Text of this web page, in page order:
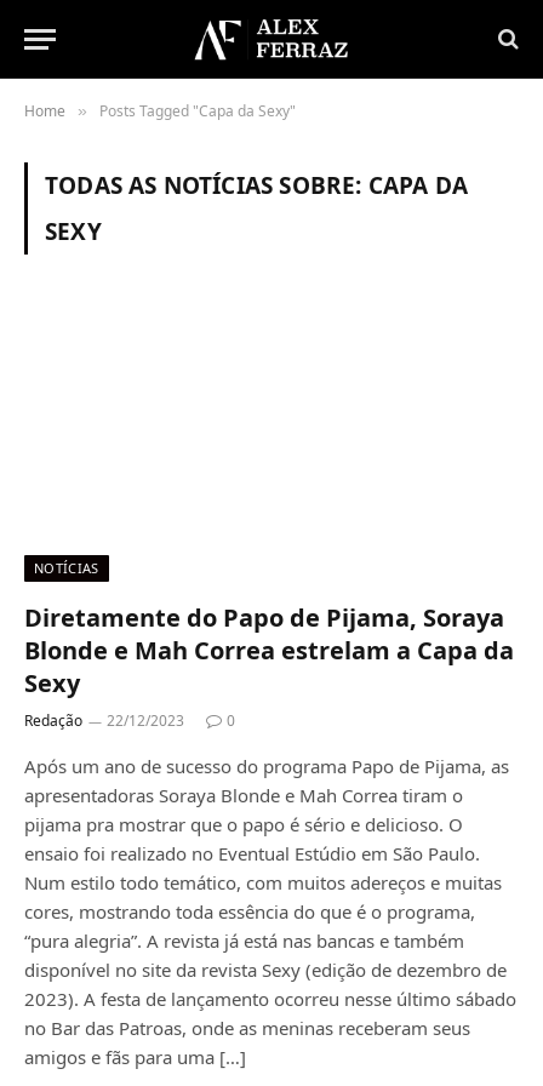
Home » Posts Tagged "Capa da Sexy"
TODAS AS NOTÍCIAS SOBRE: CAPA DA
SEXY
NOTÍCIAS
Diretamente do Papo de Pijama, Soraya
Blonde e Mah Correa estrelam a Capa da
Sexy
Redação 22/12/2023 0
Após um ano de sucesso do programa Papo de Pijama, as
apresentadoras Soraya Blonde e Mah Correa tiram o
pijama pra mostrar que o papo é sério e delicioso. O
ensaio foi realizado no Eventual Estúdio em São Paulo.
Num estilo todo temático, com muitos adereços e muitas
cores, mostrando toda essência do que é o programa,
“pura alegria”. A revista já está nas bancas e também
disponível no site da revista Sexy (edição de dezembro de
2023). A festa de lançamento ocorreu nesse último sábado
no Bar das Patroas, onde as meninas receberam seus
amigos e fãs para uma […]